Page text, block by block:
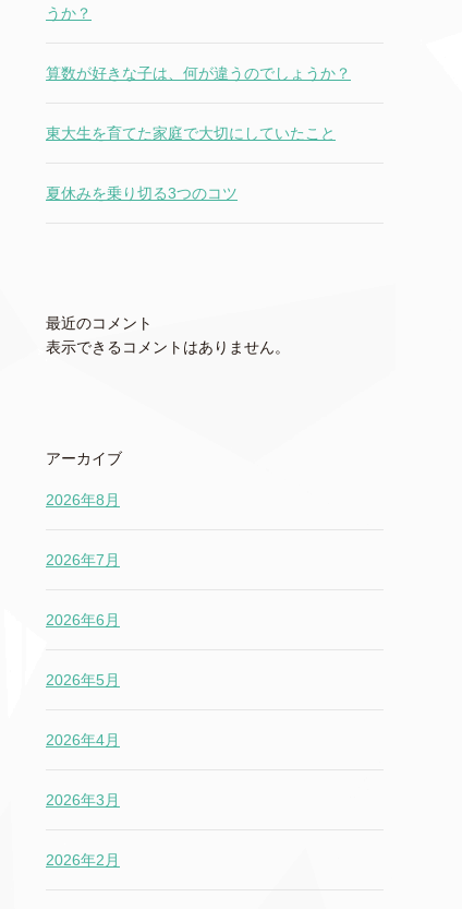
うか？
算数が好きな子は、何が違うのでしょうか？
東大生を育てた家庭で大切にしていたこと
夏休みを乗り切る3つのコツ
最近のコメント
表示できるコメントはありません。
アーカイブ
2026年8月
2026年7月
2026年6月
2026年5月
2026年4月
2026年3月
2026年2月